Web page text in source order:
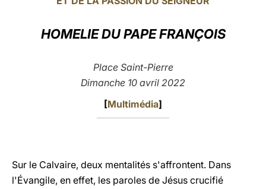
HOMELIE DU PAPE FRANÇOIS
Place Saint-Pierre
Dimanche 10 avril 2022
[Multimédia]
Sur le Calvaire, deux mentalités s'affrontent. Dans
l'Évangile, en effet, les paroles de Jésus crucifié